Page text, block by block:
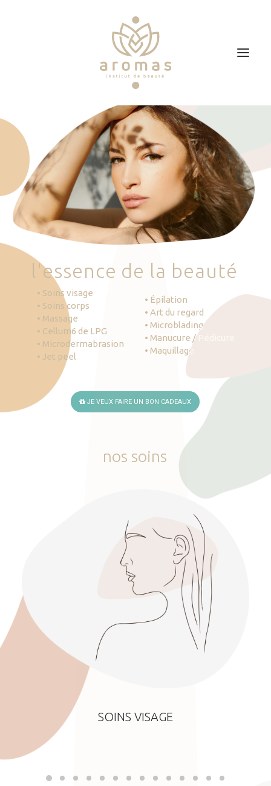
Soins
Je veux faire un bon cadeau
Plan d’accès
Prendre RDV
'essence de la beauté
• Soins visage
• Soins corps
• Massage
• Cellum6 de LPG
• Microdermabrasion
• Jet peel
• Épilation
• Art du regard
• Microblading
• Manucure / Pédicure
• Maquillage
JE VEUX FAIRE UN BON CADEAUX
nos soins
SOINS VISAGE